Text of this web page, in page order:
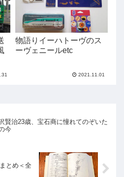
物語りイーハトーヴのス
ーヴェニールetc
2021.11.01
賢治23歳、宝石商に憧れてのぞいた
今
とめ＜全